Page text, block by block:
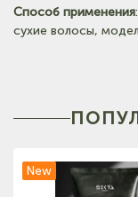
Способ применения
сухие волосы,
New